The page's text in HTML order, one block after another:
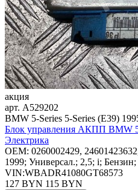
акция
арт. A529202
BMW 5-Series 5-Series (E39)
Блок управления АКПП BMW
Электрика
OEM: 0260002429,
1999; Универсал.; 2,5; i;
VIN:WBADR41080GT68573
127 BYN 115 BYN